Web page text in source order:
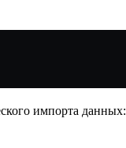
импорта данных: